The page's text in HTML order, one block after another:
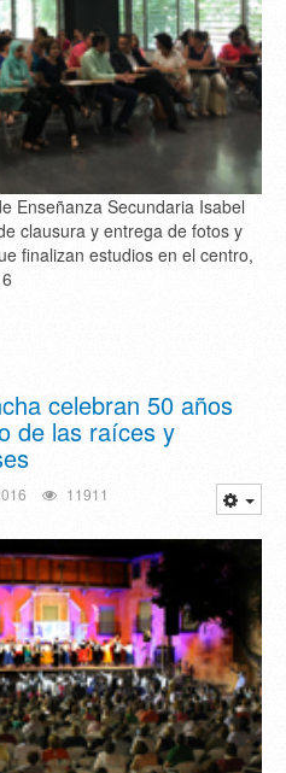
Enseñanza Secundaria Isabel
clausura y entrega de fotos y
finalizan estudios en el centro,
celebran 50 años
de las raíces y
11911